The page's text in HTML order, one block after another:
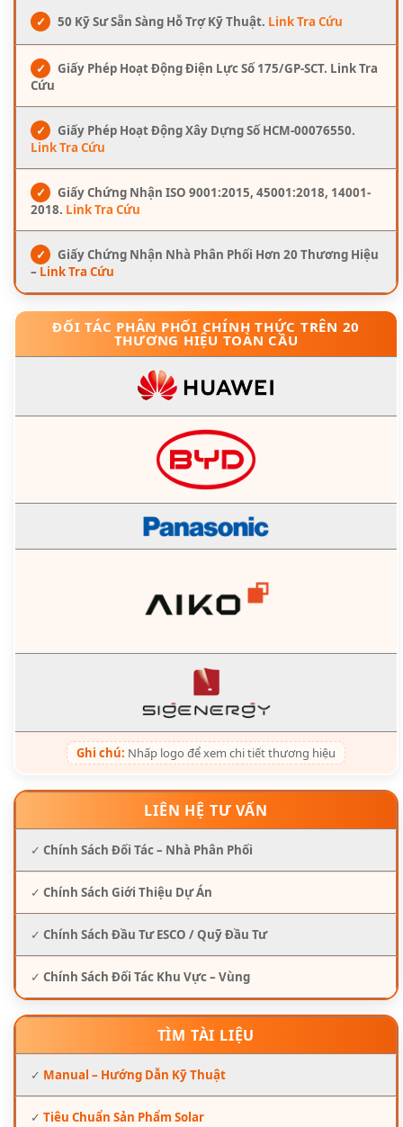
✓ 50 Kỹ Sư Sẵn Sàng Hỗ Trợ Kỹ Thuật. Link Tra Cứu
✓
Giấy Phép Hoạt Động Điện Lực Số 175/GP-SCT. Link Tra
Cứu
✓
Giấy Phép Hoạt Động Xây Dựng Số HCM-00076550.
Link Tra Cứu
✓
Giấy Chứng Nhận ISO 9001:2015, 45001:2018, 14001-
2018. Link Tra Cứu
✓
Giấy Chứng Nhận Nhà Phân Phối Hơn 20 Thương Hiệu
– Link Tra Cứu
ĐỐI TÁC PHÂN PHỐI CHÍNH THỨC TRÊN 20
THƯƠNG HIỆU TOÀN CẦU
Ghi chú: Nhấp logo để xem chi tiết thương hiệu
LIÊN HỆ TƯ VẤN
✓ Chính Sách Đối Tác – Nhà Phân Phối
✓ Chính Sách Giới Thiệu Dự Án
✓ Chính Sách Đầu Tư ESCO / Quỹ Đầu Tư
✓ Chính Sách Đối Tác Khu Vực – Vùng
TÌM TÀI LIỆU
✓ Manual – Hướng Dẫn Kỹ Thuật
✓ Tiêu Chuẩn Sản Phẩm Solar